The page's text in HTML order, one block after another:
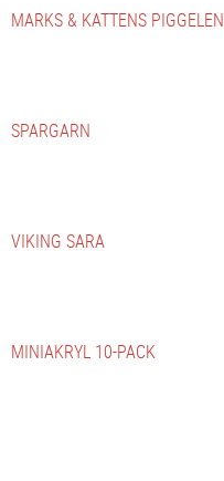
MARKS & KATTENS PIGGELEN
SPARGARN
VIKING SARA
MINIAKRYL 10-PACK